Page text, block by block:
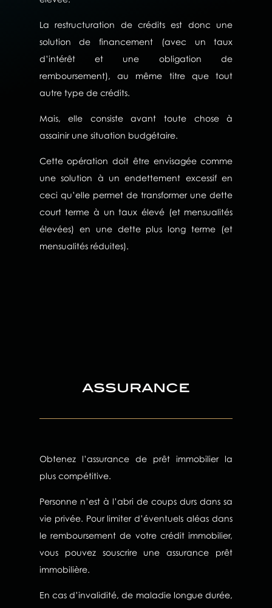
La restructuration de crédits est donc une
solution de financement (avec un taux
d’intérêt et une obligation de
remboursement), au même titre que tout
autre type de crédits.
Mais, elle consiste avant toute chose à
assainir une situation budgétaire.
Cette opération doit être envisagée comme
une solution à un endettement excessif en
ceci qu’elle permet de transformer une dette
court terme à un taux élevé (et mensualités
élevées) en une dette plus long terme (et
mensualités réduites).
assurance
Obtenez l’assurance de prêt immobilier la
plus compétitive.
Personne n’est à l’abri de coups durs dans sa
vie privée. Pour limiter d’éventuels aléas dans
le remboursement de votre crédit immobilier,
vous pouvez souscrire une assurance prêt
immobilière.
En cas d’invalidité, de maladie longue durée,